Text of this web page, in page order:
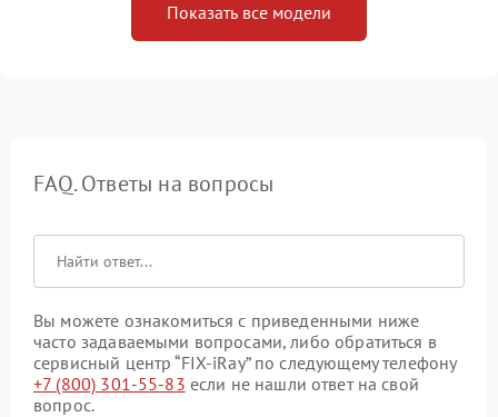
Показать все модели
FAQ. Ответы на вопросы
Вы можете ознакомиться с приведенными ниже
часто задаваемыми вопросами, либо обратиться в
сервисный центр “FIX-iRay” по следующему телефону
+7 (800) 301-55-83 если не нашли ответ на свой
вопрос.